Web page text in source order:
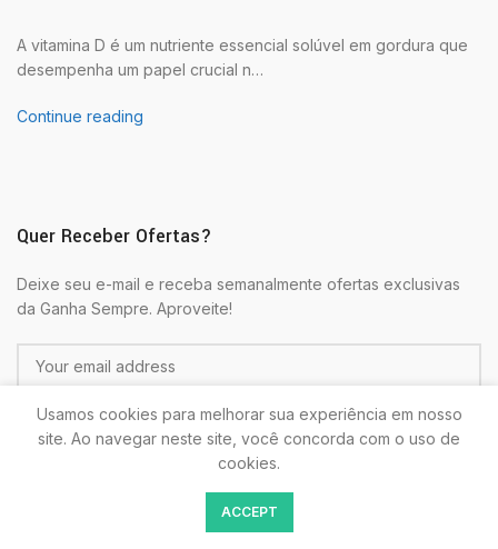
A vitamina D é um nutriente essencial solúvel em gordura que
desempenha um papel crucial n…
Continue reading
Quer Receber Ofertas?
Deixe seu e-mail e receba semanalmente ofertas exclusivas
da Ganha Sempre. Aproveite!
Colocando seu E-mail estará de acordo com as
Usamos cookies para melhorar sua experiência em nosso
site. Ao navegar neste site, você concorda com o uso de
cookies.
ACCEPT